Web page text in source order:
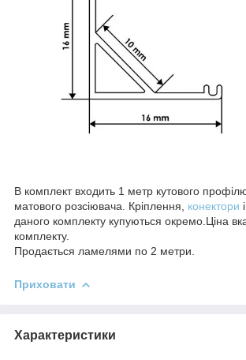
В комплект входить 1 метр кутового
матового розсіювача. Кріплення, конектори
даного комплекту купуються окремо.Ціна
комплекту.
Продається ламелями по 2 метри.
Приховати
Характеристики